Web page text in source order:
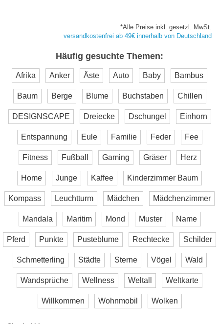
*Alle Preise inkl. gesetzl. MwSt.
versandkostenfrei ab 49€ innerhalb von Deutschland
Häufig gesuchte Themen:
Afrika Anker Äste Auto Baby Bambus
Baum Berge Blume Buchstaben Chillen
DESIGNSCAPE Dreiecke Dschungel Einhorn
Entspannung Eule Familie Feder Fee
Fitness Fußball Gaming Gräser Herz
Home Junge Kaffee Kinderzimmer Baum
Kompass Leuchtturm Mädchen Mädchenzimmer
Mandala Maritim Mond Muster Name
Pferd Punkte Pusteblume Rechtecke Schilder
Schmetterling Städte Sterne Vögel Wald
Wandsprüche Wellness Weltall Weltkarte
Willkommen Wohnmobil Wolken